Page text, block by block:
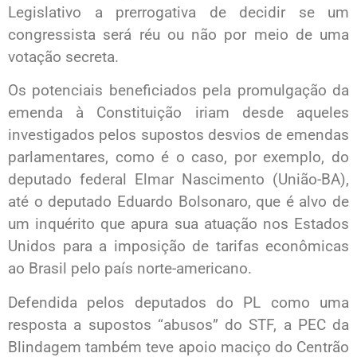
Legislativo a prerrogativa de decidir se um
congressista será réu ou não por meio de uma
votação secreta.
Os potenciais beneficiados pela promulgação da
emenda à Constituição iriam desde aqueles
investigados pelos supostos desvios de emendas
parlamentares, como é o caso, por exemplo, do
deputado federal Elmar Nascimento (União-BA),
até o deputado Eduardo Bolsonaro, que é alvo de
um inquérito que apura sua atuação nos Estados
Unidos para a imposição de tarifas econômicas
ao Brasil pelo país norte-americano.
Defendida pelos deputados do PL como uma
resposta a supostos “abusos” do STF, a PEC da
Blindagem também teve apoio maciço do Centrão